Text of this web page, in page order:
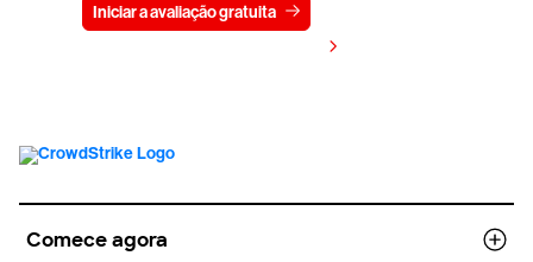
Iniciar a avaliação gratuita
Comece agora